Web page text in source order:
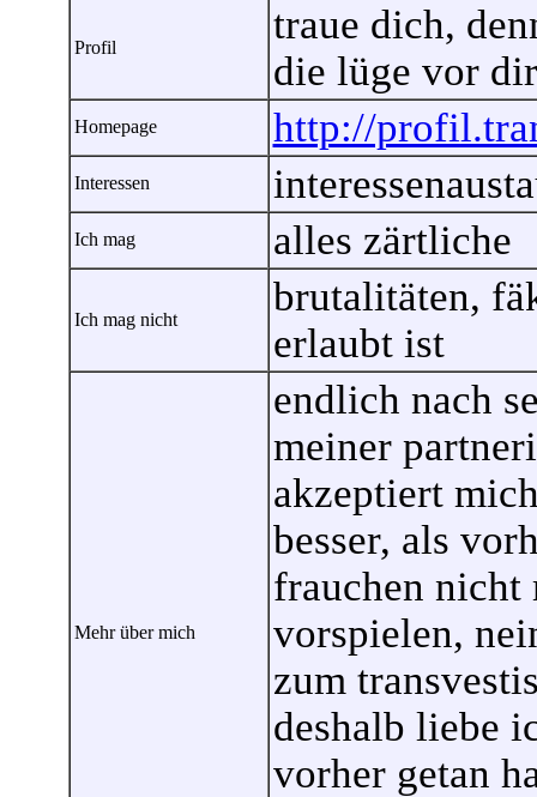
Profil
traue dich,
die lüge vor
Homepage http://
Interessen
Ich mag alles zärtliche
Ich mag nicht
brutalitäten,
erlaubt ist
Mehr über mich
endlich nach
meiner
akzeptiert
besser, als
frauchen nicht
vorspielen,
zum
deshalb liebe
vorher getan